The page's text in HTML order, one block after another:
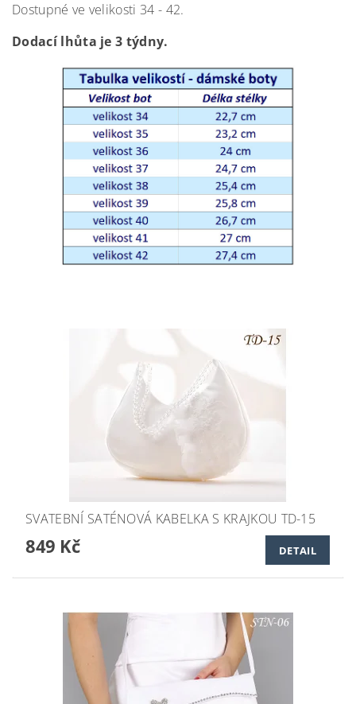
Dostupné ve velikosti 34 - 42.
Dodací lhůta je 3 týdny.
SVATEBNÍ SATÉNOVÁ KABELKA S KRAJKOU TD-15
849 Kč DETAIL